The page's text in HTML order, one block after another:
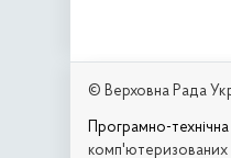
© Верховна Рада
Програмно-
комп'ютеризованих